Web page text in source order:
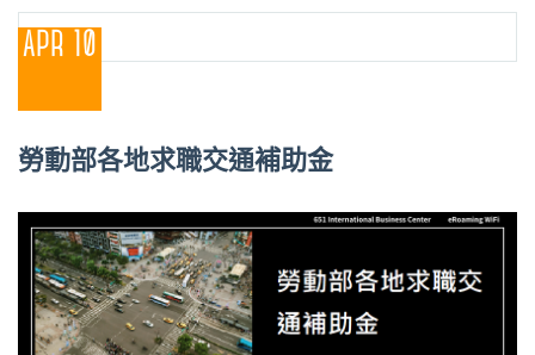
APR 10
勞動部各地求職交通補助金